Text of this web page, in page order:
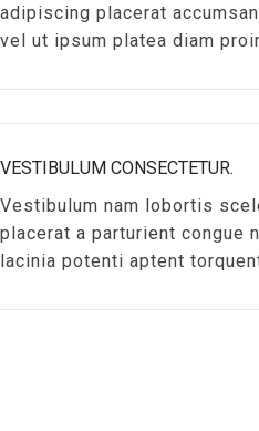
adipiscing placerat
vel ut ipsum platea diam
VESTIBULUM CONSECTETUR.
Vestibulum nam lobortis
placerat a parturient congue
lacinia potenti aptent